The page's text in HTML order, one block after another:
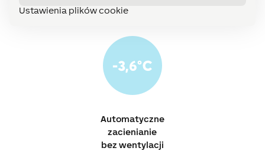
Ustawienia plików cookie
Automatyczne
zacienianie
bez wentylacji